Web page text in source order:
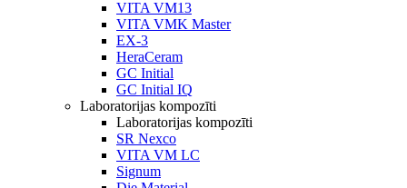
VITA VM13
VITA VMK Master
EX-3
HeraCeram
GC Initial
GC Initial IQ
Laboratorijas kompozīti
Laboratorijas kompozīti
SR Nexco
VITA VM LC
Signum